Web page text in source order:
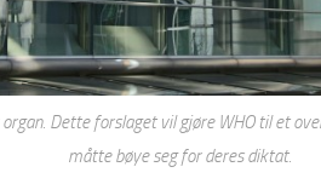
Dette forslaget vil gjøre WHO til et
måtte bøye seg for deres diktat.